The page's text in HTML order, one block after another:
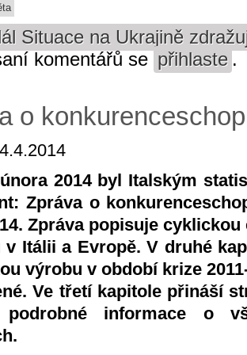
Situace na Ukrajině
komentářů se přihlaste .
o
2014 byl Italským
Zpráva o
Zpráva popisuje
v Itálii a Evropě. V druhé
výrobu v období krize
Ve třetí kapitole přináší
informace o